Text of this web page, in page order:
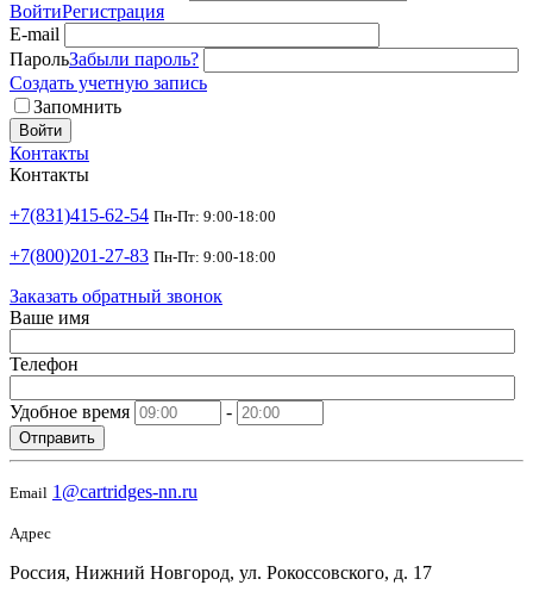
ВойтиРегистрация
E-mail
ПарольЗабыли пароль?
Создать учетную запись
Запомнить
Войти
Контакты
Контакты
+7(831)415-62-54 Пн-Пт: 9:00-18:00
+7(800)201-27-83 Пн-Пт: 9:00-18:00
Заказать обратный звонок
Ваше имя
Телефон
Удобное время -
Отправить
Email 1@cartridges-nn.ru
Адрес
Россия, Нижний Новгород, ул. Рокоссовского, д. 17